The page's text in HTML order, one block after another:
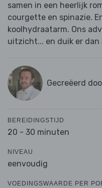
samen in een heerlijk
courgette en spinazie.
koolhydraatarm. Ons
uitzicht... en duik er dan
Gecreëerd
BEREIDINGSTIJD
20 - 30 minuten
NIVEAU
eenvoudig
VOEDINGSWAARDE PER